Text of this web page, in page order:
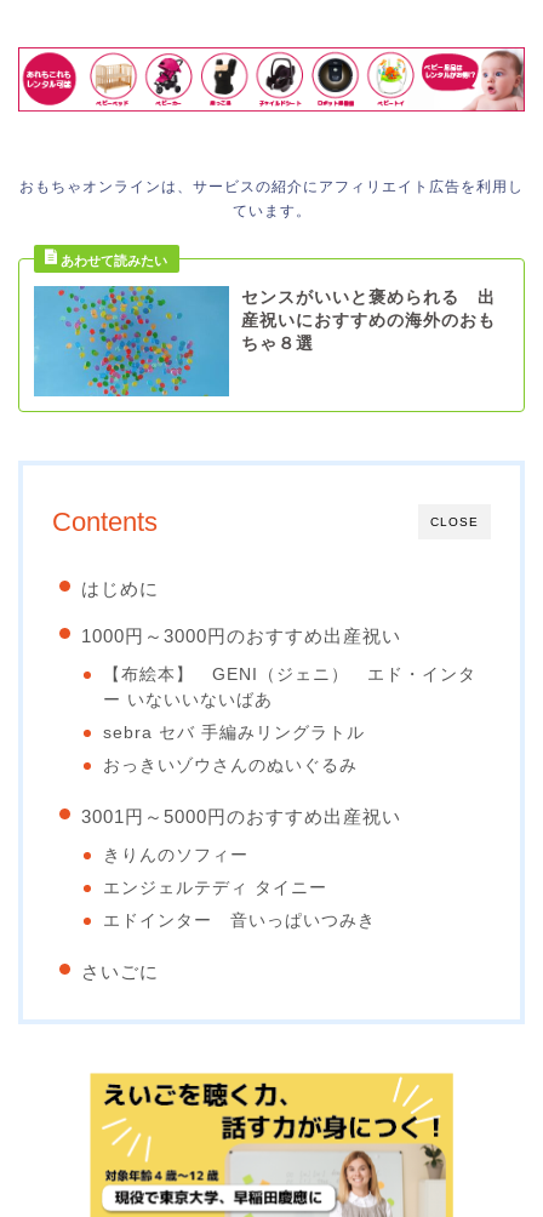
おもちゃオンラインは、サービスの紹介にアフィリエイト広告を利用し
ています。
センスがいいと褒められる 出
産祝いにおすすめの海外のおも
ちゃ８選
CLOSE
Contents
はじめに
1000円～3000円のおすすめ出産祝い
【布絵本】 GENI（ジェニ） エド・インタ
ー いないいないばあ
sebra セバ 手編みリングラトル
おっきいゾウさんのぬいぐるみ
3001円～5000円のおすすめ出産祝い
きりんのソフィー
エンジェルテディ タイニー
エドインター 音いっぱいつみき
さいごに